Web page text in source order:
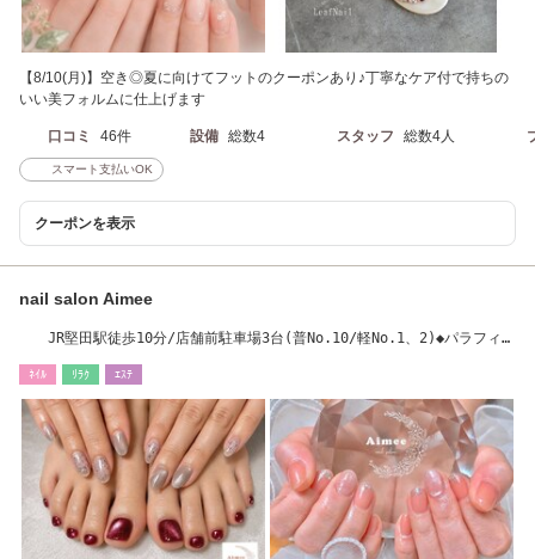
【8/10(月)】空き◎夏に向けてフットのクーポンあり♪丁寧なケア付で持ちの
いい美フォルムに仕上げます
口コミ 46件 設備 総数4 スタッフ 総数4人
スマート支払いOK
クーポンを表示
nail salon Aimee
JR堅田駅徒歩10分/店舗前駐車場3台(普No.10/軽No.1、2)◆パラフィン
ﾈｲﾙ ﾘﾗｸ ｴｽﾃ